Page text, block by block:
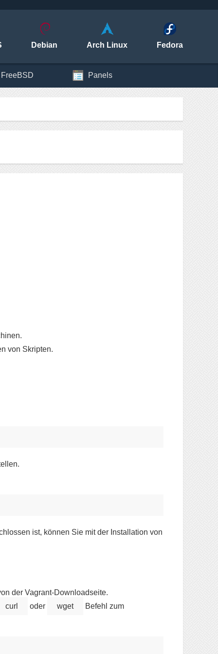
Debian Arch Linux Fedora
FreeBSD Panels
von Skripten.
ist, können Sie mit der Installation von
der Vagrant-Downloadseite.
curl
oder wget Befehl zum